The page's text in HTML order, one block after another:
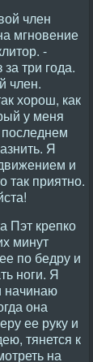
член
мгновение
-
три года.
член.
хорош, как
у меня
Я
и
так приятно.
Пэт крепко
минут
по бедру и
ноги. Я
начинаю
она
ее руку и
тянется к
на